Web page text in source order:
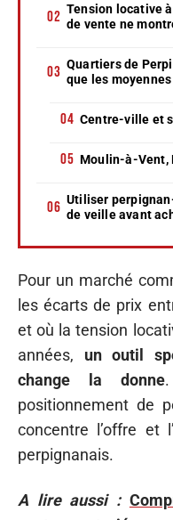
Tension locative
de vente ne
Quartiers de
que les
Centre-ville et
Moulin-à-Vent,
Utiliser
de veille avant
Pour un marché
les écarts de prix
et où la tension
années, un outil
change la donne
positionnement de
concentre l’offre et
perpignanais.
A lire aussi :